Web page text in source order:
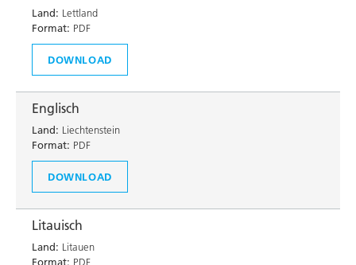
Land: Lettland
Format: PDF
DOWNLOAD
Englisch
Land: Liechtenstein
Format: PDF
DOWNLOAD
Litauisch
Land: Litauen
Format: PDF